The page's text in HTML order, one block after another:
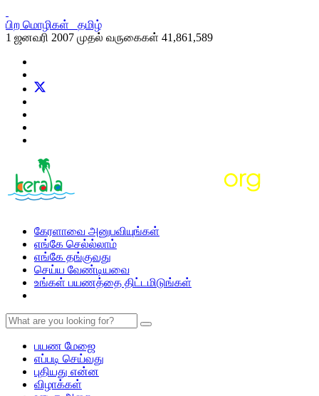
பிற மொழிகள்
தமிழ்
1 ஜனவரி 2007 முதல் வருகைகள் 41,861,589
கேரளாவை அனுபவியுங்கள்
எங்கே செல்ல்லாம்
எங்கே தங்குவது
செய்ய வேண்டியவை
உங்கள் பயணத்தை திட்டமிடுங்கள்
பயண மேஜை
எப்படி செய்வது
புதியது என்ன
விழாக்கள்